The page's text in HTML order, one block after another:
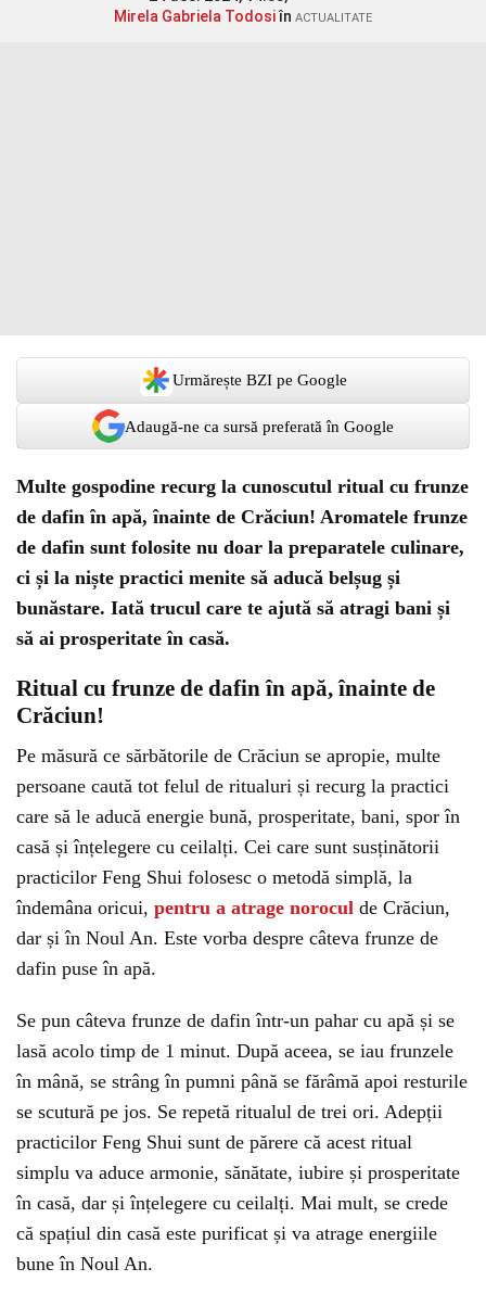
Mirela Gabriela Todosiîn ACTUALITATE
Urmărește BZI pe Google
Adaugă-ne ca sursă preferată în Google
Multe gospodine recurg la cunoscutul ritual cu frunze
de dafin în apă, înainte de Crăciun! Aromatele frunze
de dafin sunt folosite nu doar la preparatele culinare,
ci și la niște practici menite să aducă belșug și
bunăstare. Iată trucul care te ajută să atragi bani și
să ai prosperitate în casă.
Ritual cu frunze de dafin în apă, înainte de
Crăciun!
Pe măsură ce sărbătorile de Crăciun se apropie, multe
persoane caută tot felul de ritualuri și recurg la practici
care să le aducă energie bună, prosperitate, bani, spor în
casă și înțelegere cu ceilalți. Cei care sunt susținătorii
practicilor Feng Shui folosesc o metodă simplă, la
îndemâna oricui, pentru a atrage norocul de Crăciun,
dar și în Noul An. Este vorba despre câteva frunze de
dafin puse în apă.
Se pun câteva frunze de dafin într-un pahar cu apă și se
lasă acolo timp de 1 minut. După aceea, se iau frunzele
în mână, se strâng în pumni până se fărâmă apoi resturile
se scutură pe jos. Se repetă ritualul de trei ori. Adepții
practicilor Feng Shui sunt de părere că acest ritual
simplu va aduce armonie, sănătate, iubire și prosperitate
în casă, dar și înțelegere cu ceilalți. Mai mult, se crede
că spațiul din casă este purificat și va atrage energiile
bune în Noul An.